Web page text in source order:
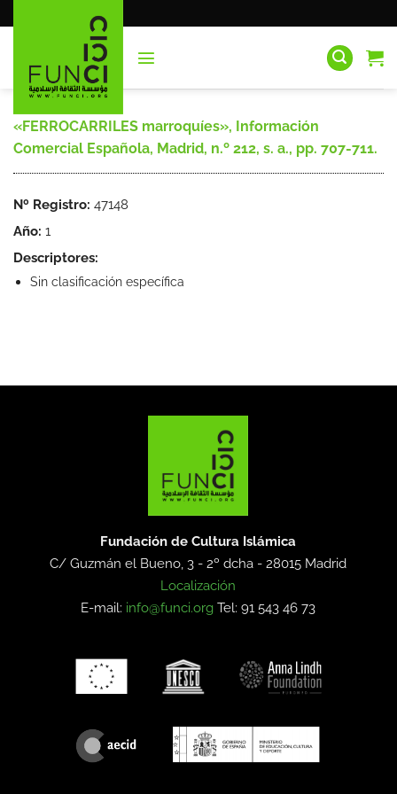
al
«FERROCARRILES marroquíes», Información
Comercial Española, Madrid, n.º 212, s. a., pp. 707-711.
Nº Registro: 47148
Año: 1
Descriptores:
Sin clasificación específica
Fundación de Cultura Islámica
C/ Guzmán el Bueno, 3 - 2º dcha -28015 Madrid
Localización
E-mail: info@funci.org Tel: 91 543 46 73